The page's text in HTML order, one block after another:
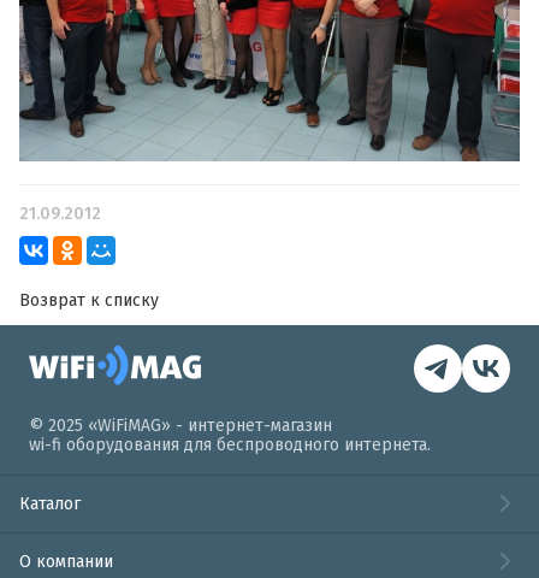
21.09.2012
Возврат к списку
© 2025 «WiFiMAG» - интернет-магазин
wi-fi оборудования для беспроводного интернета.
Каталог
О компании